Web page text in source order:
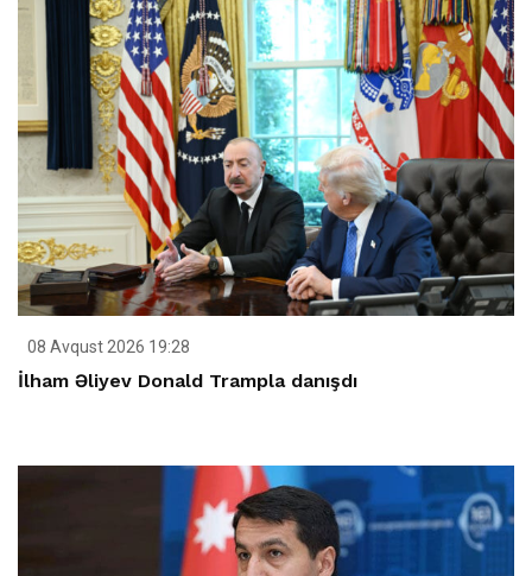
08 Avqust 2026 19:28
İlham Əliyev Donald Trampla danışdı